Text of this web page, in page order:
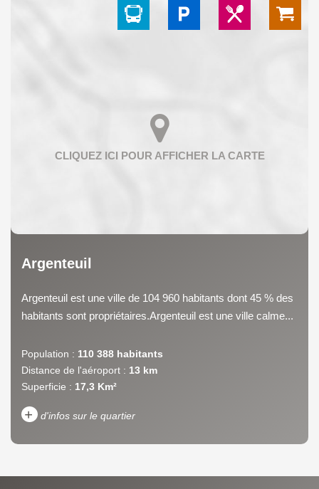
Argenteuil
Argenteuil est une ville de 104 960 habitants dont 45 % des
habitants sont propriétaires.Argenteuil est une ville calme...
Population : 110 388 habitants
Distance de l'aéroport : 13 km
Superficie : 17,3 Km²
+ d'infos sur le quartier